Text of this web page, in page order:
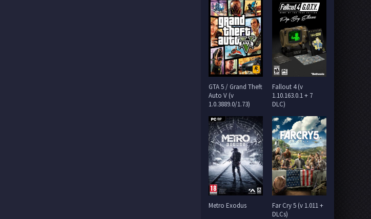
GTA 5 / Grand Theft
Auto V (v
1.0.3889.0/1.73)
Fallout 4 (v
1.10.163.0.1 + 7
DLC)
Metro Exodus
Far Cry 5 (v 1.011 +
DLCs)